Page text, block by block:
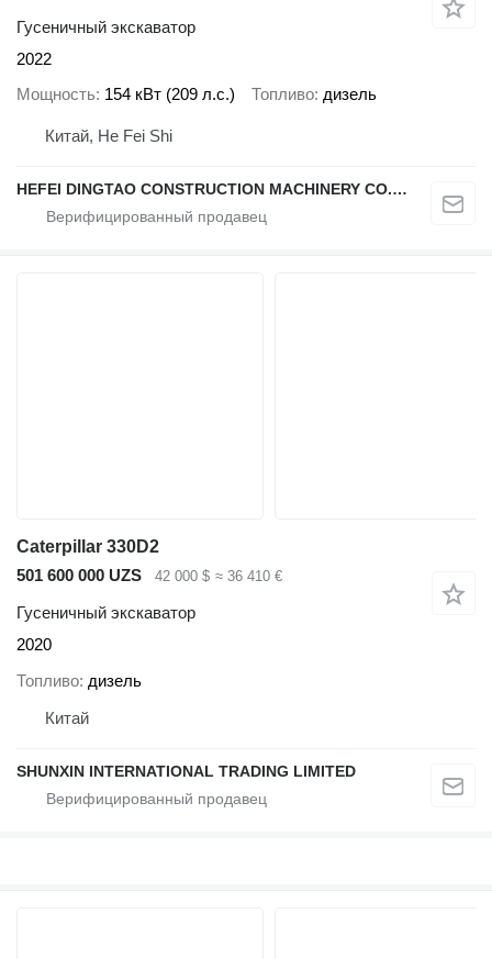
Гусеничный экскаватор
2022
Мощность 154 кВт (209 л.с.) Топливо дизель
Китай, He Fei Shi
HEFEI DINGTAO CONSTRUCTION MACHINERY CO., LIMITED
Caterpillar 330D2
501 600 000 UZS
42 000 $ ≈ 36 410 €
Гусеничный экскаватор
2020
Топливо дизель
Китай
SHUNXIN INTERNATIONAL TRADING LIMITED